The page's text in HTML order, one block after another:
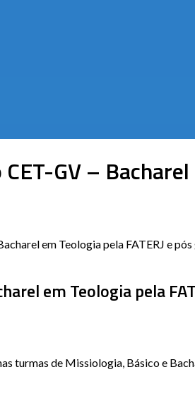
GV –
em Teologia pela FATERJ e
em Teologia pela
turmas de Missiologia, Básico e